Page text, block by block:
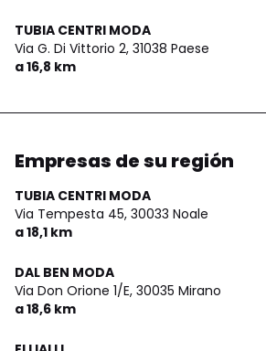
TUBIA CENTRI MODA
Via G. Di Vittorio 2, 31038 Paese
a 16,8 km
Empresas de su región
TUBIA CENTRI MODA
Via Tempesta 45, 30033 Noale
a 18,1 km
DAL BEN MODA
Via Don Orione 1/E, 30035 Mirano
a 18,6 km